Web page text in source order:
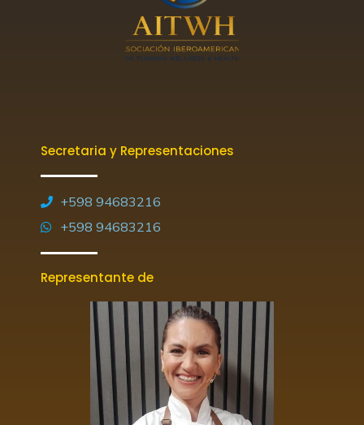
Secretaria y Representaciones
+598 94683216
+598 94683216
Representante de